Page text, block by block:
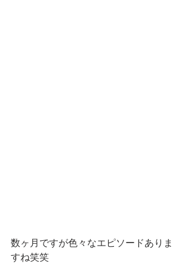
数ヶ月ですが色々なエピソードありま
すね笑笑